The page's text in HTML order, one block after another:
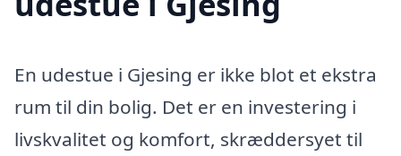
En udestue i Gjesing er ikke blot et ekstra
rum til din bolig. Det er en investering i
livskvalitet og komfort, skræddersyet til